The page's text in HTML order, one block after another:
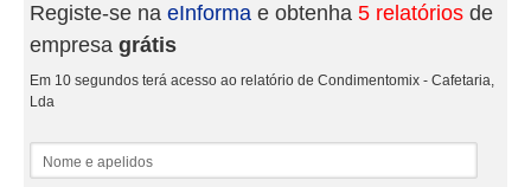
Registe-se na eInforma e obtenha 5 relatórios de
empresa grátis
Em 10 segundos terá acesso ao relatório de Condimentomix - Cafetaria,
Lda